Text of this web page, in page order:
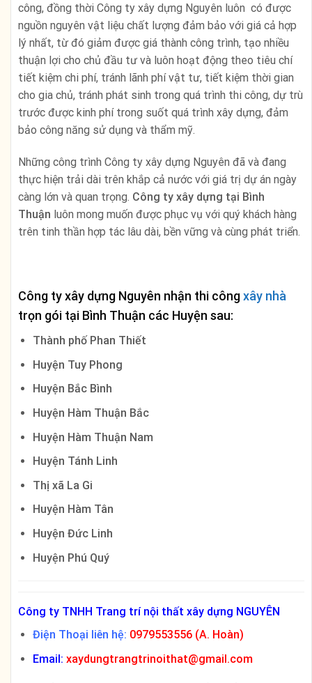
công, đồng thời Công ty xây dựng Nguyên luôn có được
nguồn nguyên vật liệu chất lượng đảm bảo với giá cả hợp
lý nhất, từ đó giảm được giá thành công trình, tạo nhiều
thuận lợi cho chủ đầu tư và luôn hoạt động theo tiêu chí
tiết kiệm chi phí, tránh lãnh phí vật tư, tiết kiệm thời gian
cho gia chủ, tránh phát sinh trong quá trình thi công, dự trù
trước được kinh phí trong suốt quá trình xây dựng, đảm
bảo công năng sử dụng và thẩm mỹ.
Những công trình Công ty xây dựng Nguyên đã và đang
thực hiện trải dài trên khắp cả nước với giá trị dự án ngày
càng lớn và quan trọng. Công ty xây dựng tại Bình
Thuận luôn mong muốn được phục vụ với quý khách hàng
trên tinh thần hợp tác lâu dài, bền vững và cùng phát triển.
Công ty xây dựng Nguyên nhận thi côngxây nhà
trọn gói tại Bình Thuận các Huyện sau:
Thành phố Phan Thiết
Huyện Tuy Phong
Huyện Bắc Bình
Huyện Hàm Thuận Bắc
Huyện Hàm Thuận Nam
Huyện Tánh Linh
Thị xã La Gi
Huyện Hàm Tân
Huyện Đức Linh
Huyện Phú Quý
Công ty TNHH Trang trí nội thất xây dựng NGUYÊN
Điện Thoại liên hệ: 0979553556 (A. Hoàn)
Email: xaydungtrangtrinoithat@gmail.com